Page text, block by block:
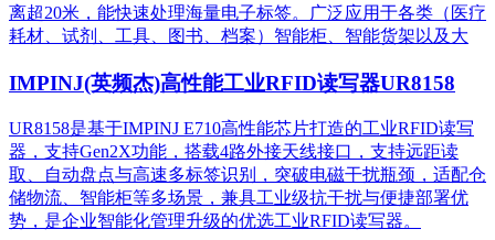
离超20米，能快速处理海量电子标签。广泛应用于各类（医疗
耗材、试剂、工具、图书、档案）智能柜、智能货架以及大
IMPINJ(英频杰)高性能工业RFID读写器UR8158
UR8158是基于IMPINJ E710高性能芯片打造的工业RFID读写
器，支持Gen2X功能，搭载4路外接天线接口，支持远距读
取、自动盘点与高速多标签识别，突破电磁干扰瓶颈，适配仓
储物流、智能柜等多场景，兼具工业级抗干扰与便捷部署优
势，是企业智能化管理升级的优选工业RFID读写器。